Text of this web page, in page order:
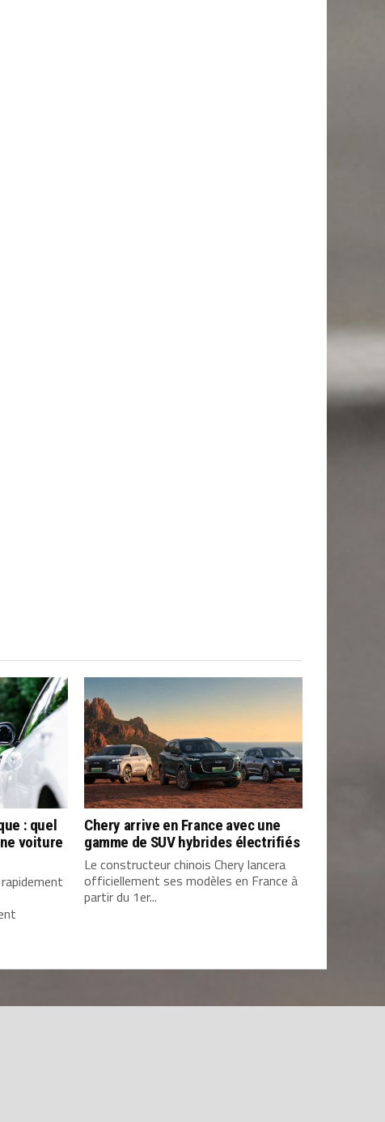
: quel
voiture
Chery arrive en France avec une
gamme de SUV hybrides électrifiés
Le constructeur chinois Chery lancera
officiellement ses modèles en France à
partir du 1er...